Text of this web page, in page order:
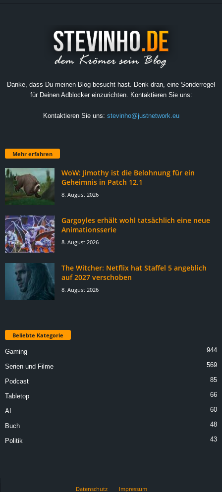
Danke, dass Du meinen Blog besucht hast. Denk dran, eine Sonderregel
für Deinen Adblocker einzurichten. Kontaktieren Sie uns:
Kontaktieren Sie uns: stevinho@justnetwork.eu
Mehr erfahren
WoW: Jimothy ist die Belohnung für ein
Geheimnis in Patch 12.1
8. August 2026
Gargoyles erhält wohl tatsächlich eine neue
Animationsserie
8. August 2026
The Witcher: Netflix hat Staffel 5 angeblich
auf 2027 verschoben
8. August 2026
Beliebte Kategorie
Gaming 944
Serien und Filme 569
Podcast 85
Tabletop 66
AI 60
Buch 48
Politik 43
Datenschutz Impressum